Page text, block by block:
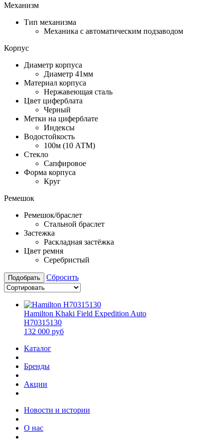
Механизм
Тип механизма
Механика с автоматическим подзаводом
Корпус
Диаметр корпуса
Диаметр 41мм
Материал корпуса
Нержавеющая сталь
Цвет циферблата
Черный
Метки на циферблате
Индексы
Водостойкость
100м (10 АТМ)
Стекло
Сапфировое
Форма корпуса
Круг
Ремешок
Ремешок/браслет
Стальной браслет
Застежка
Раскладная застёжка
Цвет ремня
Серебристый
Подобрать Сбросить
Hamilton Khaki Field Expedition Auto
H70315130
132 000 руб
Каталог
Бренды
Акции
Новости и истории
О нас